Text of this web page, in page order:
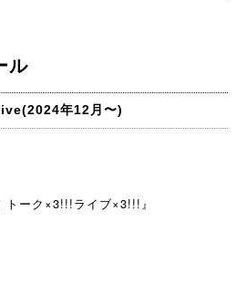
ル
年12月〜)
トーク×3!!!ライブ×3!!!』